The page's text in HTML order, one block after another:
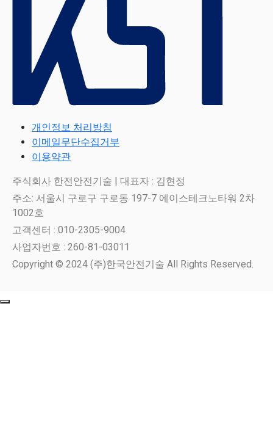
개인정보 처리방침
이메일무단수집거부
이용약관
주식회사 한전안전기술 | 대표자 : 김현정
주소: 서울시 구로구 구로동 197-7 에이스테크노타워 2차
1002호
고객센터 : 010-2305-9004
사업자번호 : 260-81-03011
Copyright © 2024 (주)한국안전기술 All Rights Reserved.